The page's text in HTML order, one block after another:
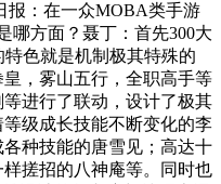
报：在一众MOBA类手游
哪方面？聂丁：首先300大
色就是机制极其特殊的
，雾山五行，全职高手等
进行了联动，设计了极其
级成长技能不断变化的李
种技能的唐雪见；高达十
搓招的八神庵等。同时也